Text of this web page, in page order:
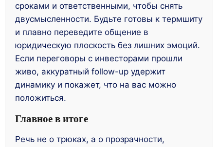
сроками и ответственными, чтобы снять
двусмысленности. Будьте готовы к термшиту
и плавно переведите общение в
юридическую плоскость без лишних эмоций.
Если переговоры с инвесторами прошли
живо, аккуратный follow-up удержит
динамику и покажет, что на вас можно
положиться.
Главное в итоге
Речь не о трюках, а о прозрачности,